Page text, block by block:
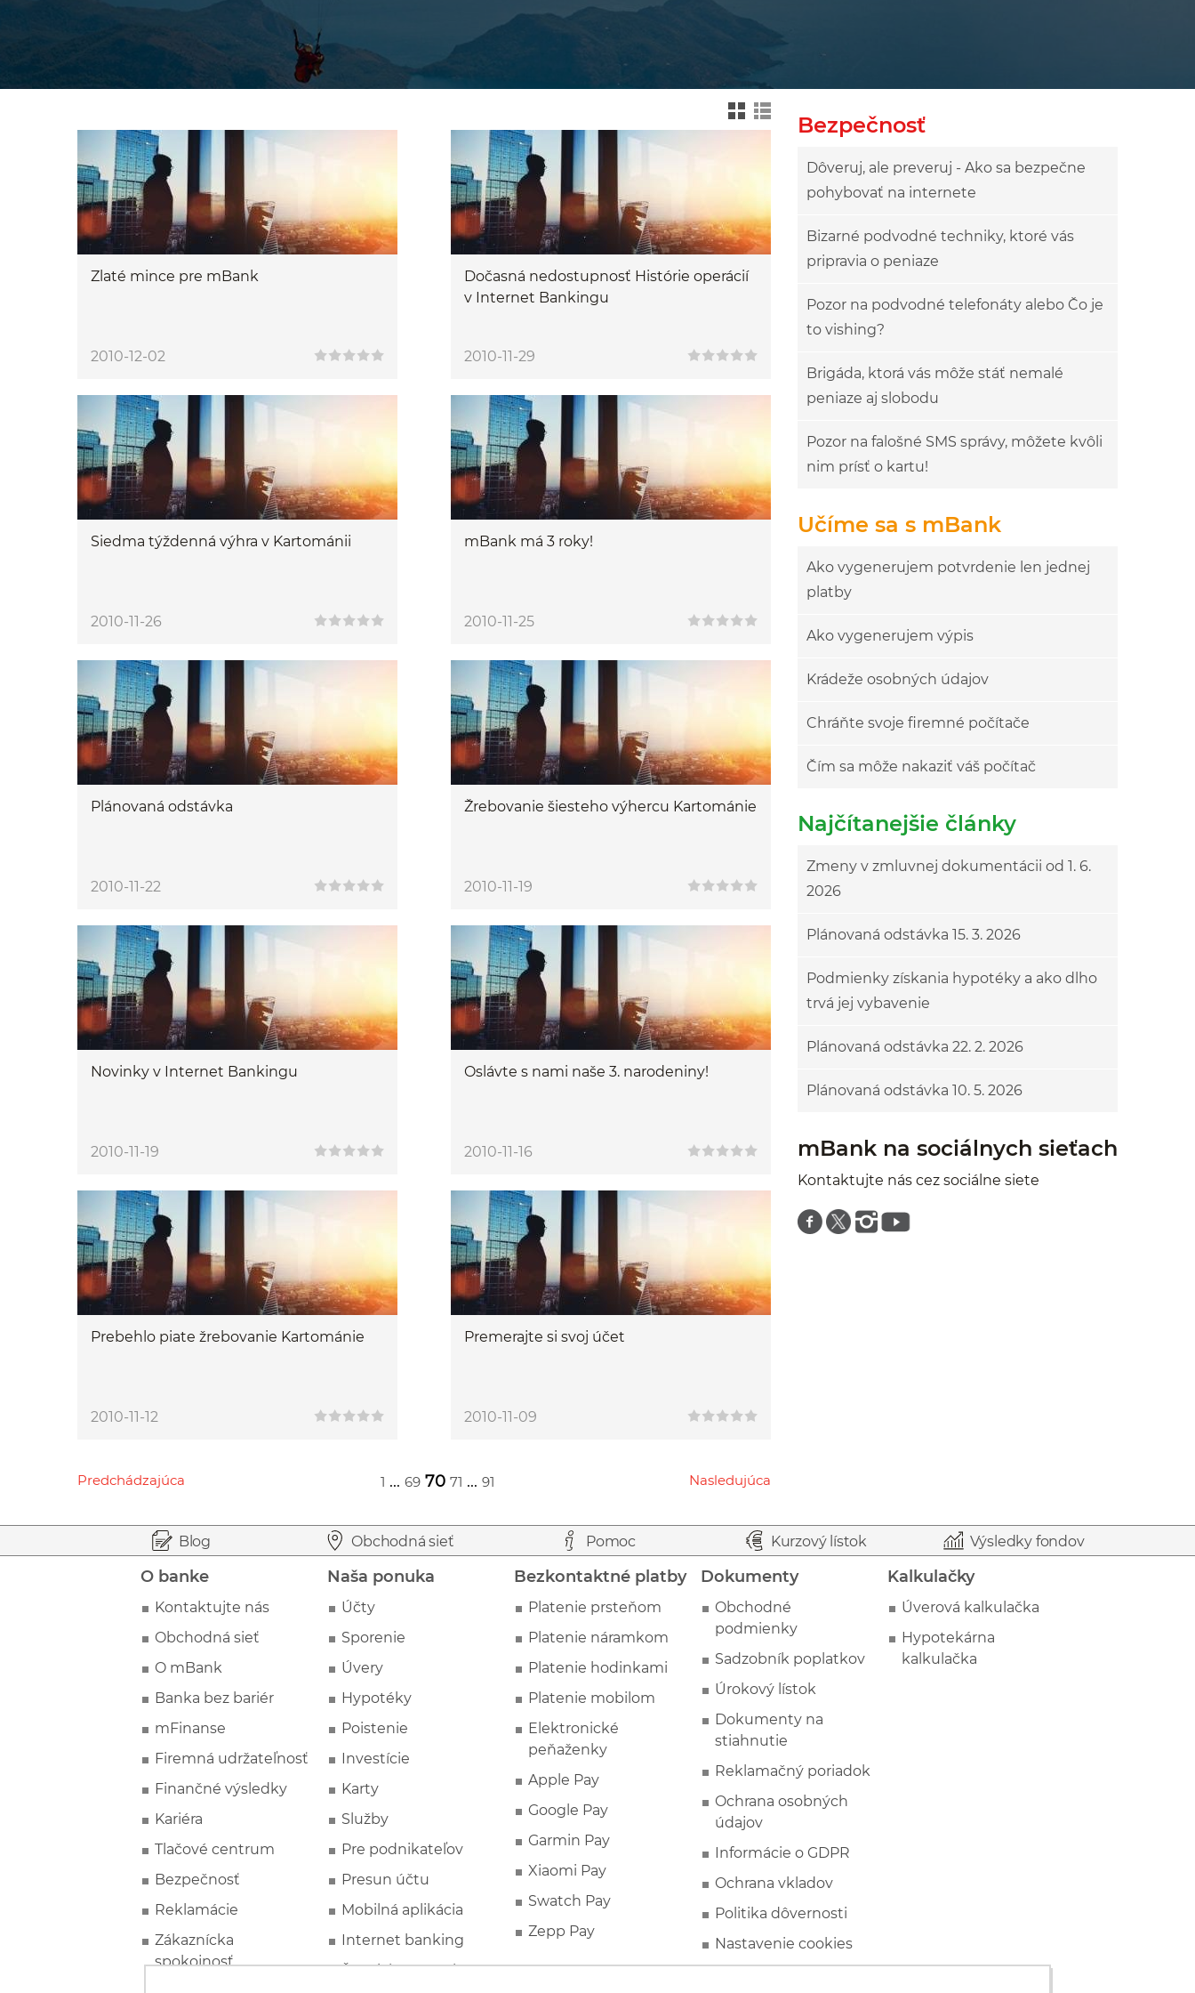
Zlaté mince pre mBank
2010-12-02
Dočasná nedostupnosť Histórie operácií
v Internet Bankingu
2010-11-29
Siedma týždenná výhra v Kartománii
2010-11-26
mBank má 3 roky!
2010-11-25
Plánovaná odstávka
2010-11-22
Žrebovanie šiesteho výhercu Kartománie
2010-11-19
Novinky v Internet Bankingu
2010-11-19
Oslávte s nami naše 3. narodeniny!
2010-11-16
Prebehlo piate žrebovanie Kartománie
2010-11-12
Premerajte si svoj účet
2010-11-09
Predchádzajúca
Przejdź do poprzedniej strony 1 ... 69 70 71 ... 91 Nasledujúca
Przejdź do następnej strony
Bezpečnosť
Dôveruj, ale preveruj - Ako sa bezpečne
pohybovať na internete
Bizarné podvodné techniky, ktoré vás
pripravia o peniaze
Pozor na podvodné telefonáty alebo Čo je
to vishing?
Brigáda, ktorá vás môže stáť nemalé
peniaze aj slobodu
Pozor na falošné SMS správy, môžete kvôli
nim prísť o kartu!
Učíme sa s mBank
Ako vygenerujem potvrdenie len jednej
platby
Ako vygenerujem výpis
Krádeže osobných údajov
Chráňte svoje firemné počítače
Čím sa môže nakaziť váš počítač
Najčítanejšie články
Zmeny v zmluvnej dokumentácii od 1. 6.
2026
Plánovaná odstávka 15. 3. 2026
Podmienky získania hypotéky a ako dlho
trvá jej vybavenie
Plánovaná odstávka 22. 2. 2026
Plánovaná odstávka 10. 5. 2026
mBank na sociálnych sieťach
Kontaktujte nás cez sociálne siete
Znajdź nas na facebooku
Znajdź nas na twitterze
Znajdź nas na instagramie
Znajdź nas na youtube
Blog Obchodná sieť Pomoc Kurzový lístok Výsledky fondov
O banke
Kontaktujte nás
Obchodná sieť
O mBank
Banka bez bariér
mFinanse
Firemná udržateľnosť
Finančné výsledky
Kariéra
Tlačové centrum
Bezpečnosť
Reklamácie
Zákaznícka
spokojnosť
Naša ponuka
Účty
Sporenie
Úvery
Hypotéky
Poistenie
Investície
Karty
Služby
Pre podnikateľov
Presun účtu
Mobilná aplikácia
Internet banking
Špeciálne ponuky
Bezkontaktné platby
Platenie prsteňom
Platenie náramkom
Platenie hodinkami
Platenie mobilom
Elektronické
peňaženky
Apple Pay
Google Pay
Garmin Pay
Xiaomi Pay
Swatch Pay
Zepp Pay
Dokumenty
Obchodné
podmienky
Sadzobník poplatkov
Úrokový lístok
Dokumenty na
stiahnutie
Reklamačný poriadok
Ochrana osobných
údajov
Informácie o GDPR
Ochrana vkladov
Politika dôvernosti
Nastavenie cookies
Kalkulačky
Úverová kalkulačka
Hypotekárna
kalkulačka